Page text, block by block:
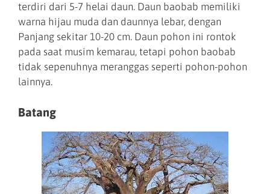
terdiri dari 5-7 helai daun. Daun baobab memiliki
warna hijau muda dan daunnya lebar, dengan
Panjang sekitar 10-20 cm. Daun pohon ini rontok
pada saat musim kemarau, tetapi pohon baobab
tidak sepenuhnya meranggas seperti pohon-pohon
lainnya.
Batang